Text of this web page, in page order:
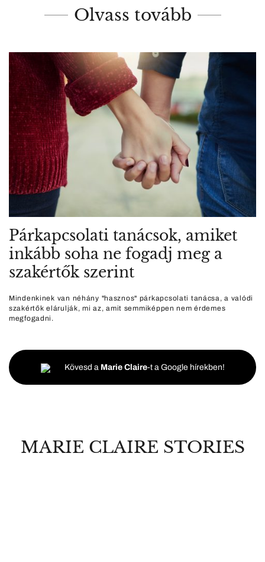
Olvass tovább
Párkapcsolati tanácsok, amiket
inkább soha ne fogadj meg a
szakértők szerint
Mindenkinek van néhány "hasznos" párkapcsolati tanácsa, a valódi
szakértők elárulják, mi az, amit semmiképpen nem érdemes
megfogadni.
Kövesd a Marie Claire-t a Google hírekben!
MARIE CLAIRE STORIES